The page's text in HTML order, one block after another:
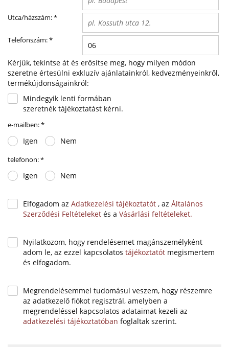
Utca/házszám:*
Telefonszám:*
Kérjük, tekintse át és erősítse meg, hogy milyen módon
szeretne értesülni exkluzív ajánlatainkról, kedvezményeinkről,
termékújdonságainkról:
Mindegyik lenti formában
szeretnék tájékoztatást kérni.
e-mailben:*
Igen Nem
telefonon:*
Igen Nem
Elfogadom az Adatkezelési tájékoztatót , az Általános
Szerződési Feltételeket és a Vásárlási feltételeket.
Nyilatkozom, hogy rendelésemet magánszemélyként
adom le, az ezzel kapcsolatos tájékoztatót megismertem
és elfogadom.
Megrendelésemmel tudomásul veszem, hogy részemre
az adatkezelő fiókot regisztrál, amelyben a
megrendeléssel kapcsolatos adataimat kezeli az
adatkezelési tájékoztatóban foglaltak szerint.